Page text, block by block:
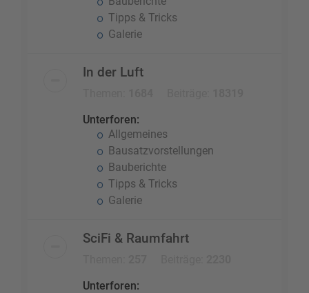
Tipps & Tricks
Galerie
In der Luft
Unterforen:
Allgemeines
Bausatzvorstellungen
Bauberichte
Tipps & Tricks
Galerie
SciFi & Raumfahrt
Unterforen: